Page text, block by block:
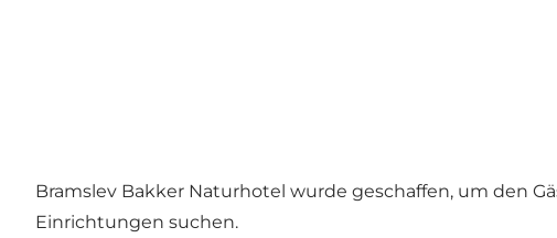
Bramslev Bakker Naturhotel wurde geschaffen, um den
Einrichtungen suchen.